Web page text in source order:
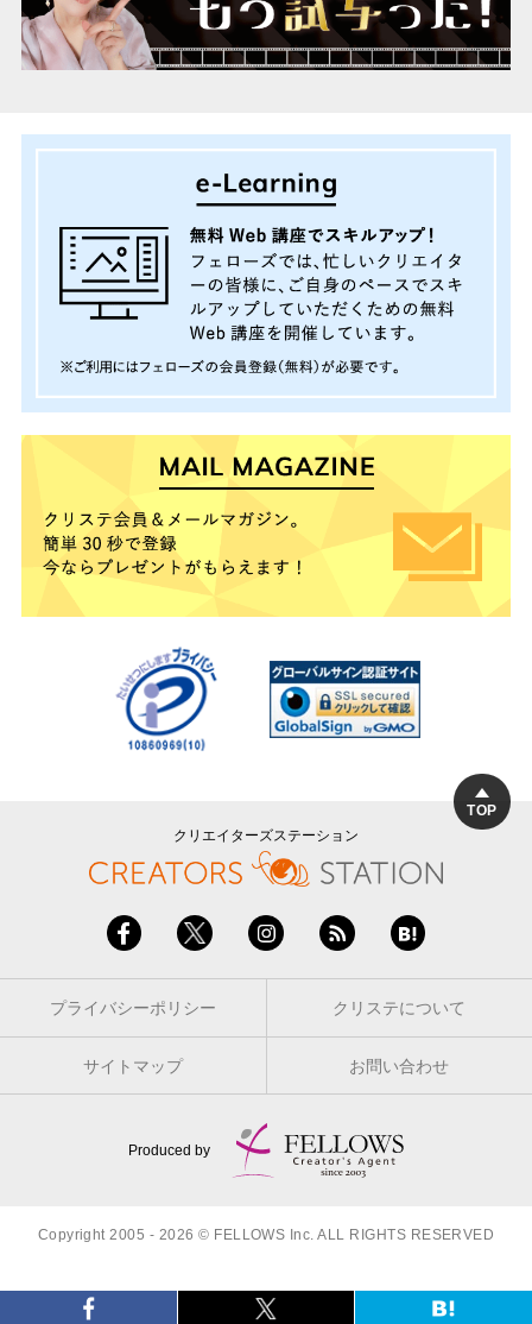
TOP
クリエイターズステーション
プライバシーポリシー クリステについて
サイトマップ お問い合わせ
Produced by
Copyright 2005 - 2026 © FELLOWS Inc. ALL RIGHTS RESERVED